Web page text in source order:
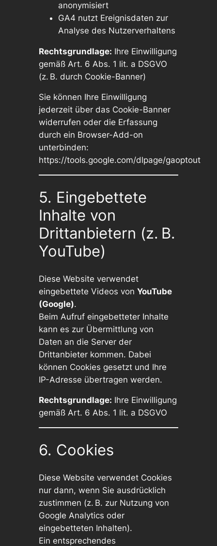
anonymisiert
GA4 nutzt Ereignisdaten zur
Analyse des Nutzerverhaltens
Rechtsgrundlage: Ihre Einwilligung
gemäß Art. 6 Abs. 1 lit. a DSGVO
(z. B. durch Cookie-Banner)
Sie können Ihre Einwilligung
jederzeit über das Cookie-Banner
widerrufen oder die Erfassung
durch ein Browser-Add-on
unterbinden:
https://tools.google.com/dlpage/gaoptout
5. Eingebettete
Inhalte von
Drittanbietern (z. B.
YouTube)
Diese Website verwendet
eingebettete Videos von YouTube
(Google).
Beim Aufruf eingebetteter Inhalte
kann es zur Übermittlung von
Daten an die Server der
Drittanbieter kommen. Dabei
können Cookies gesetzt und Ihre
IP-Adresse übertragen werden.
Rechtsgrundlage: Ihre Einwilligung
gemäß Art. 6 Abs. 1 lit. a DSGVO
6. Cookies
Diese Website verwendet Cookies
nur dann, wenn Sie ausdrücklich
zustimmen (z. B. zur Nutzung von
Google Analytics oder
eingebetteten Inhalten).
Ein entsprechendes